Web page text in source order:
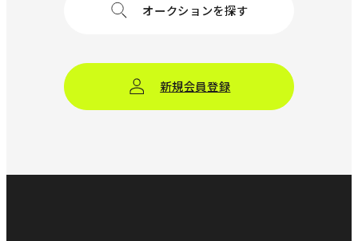
オークションを探す
新規会員登録